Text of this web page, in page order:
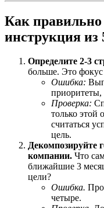
Как
инструкция из
Определите 2-3
больше. Это
Ошибка:
приоритеты,
Проверка:
только этой
считаться
цель.
Декомпозируйте
компании. Что
ближайшие 3
цели?
Ошибка.
четыре.